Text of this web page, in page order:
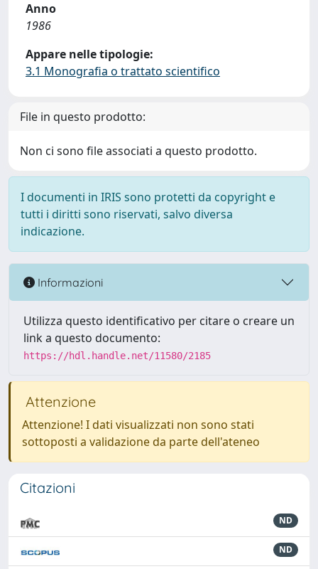
Anno
1986
Appare nelle tipologie:
3.1 Monografia o trattato scientifico
File in questo prodotto:
Non ci sono file associati a questo prodotto.
I documenti in IRIS sono protetti da copyright e
tutti i diritti sono riservati, salvo diversa
indicazione.
Informazioni
Utilizza questo identificativo per citare o creare un
link a questo documento:
https://hdl.handle.net/11580/2185
Attenzione
Attenzione! I dati visualizzati non sono stati
sottoposti a validazione da parte dell'ateneo
Citazioni
ND
ND